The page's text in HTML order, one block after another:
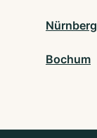
Nürnberg
Bochum